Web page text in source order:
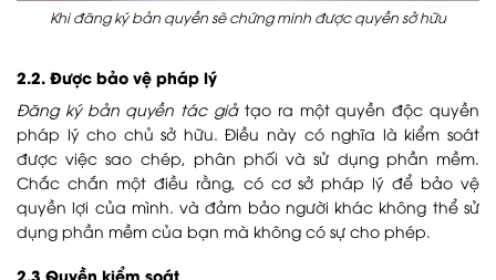
Khi đăng ký bản quyền sẽ chứng minh được quyền sở hữu
2.2. Được bảo vệ pháp lý
Đăng ký bản quyền tác giảtạo ra một quyền độc quyền
pháp lý cho chủ sở hữu. Điều này có nghĩa là kiểm soát
được việc sao chép, phân phối và sử dụng phần mềm.
Chắc chắn một điều rằng, có cơ sở pháp lý để bảo vệ
quyền lợi của mình. và đảm bảo người khác không thể sử
dụng phần mềm của bạn mà không có sự cho phép.